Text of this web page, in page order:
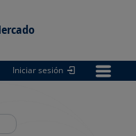
Iniciar sesión